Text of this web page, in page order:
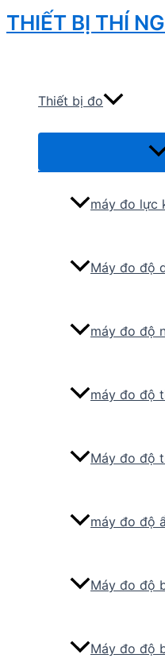
Skip
to
THIẾT BỊ THÍ
Thiết bị đo
máy đo lực
Máy đo độ
máy đo độ
máy đo độ
Máy đo độ
máy đo độ
Máy đo độ
Máy đo độ